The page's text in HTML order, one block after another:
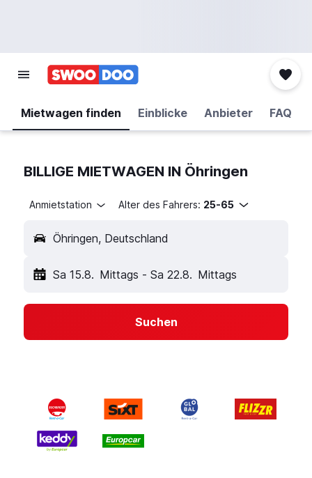
Mietwagen finden Einblicke Anbieter FAQ
BILLIGE MIETWAGEN IN Öhringen
Anmietstation Alter des Fahrers: 25-65
Öhringen, Deutschland
Sa 15.8. Mittags - Sa 22.8. Mittags
Suchen